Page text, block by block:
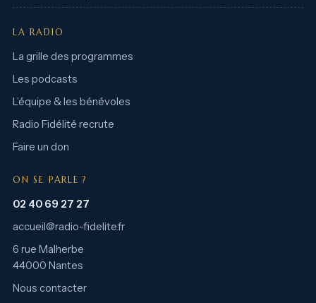
LA RADIO
La grille des programmes
Les podcasts
L’équipe & les bénévoles
Radio Fidélité recrute
Faire un don
ON SE PARLE ?
02 40 69 27 27
accueil@radio-fidelite.fr
6 rue Malherbe
44000 Nantes
Nous contacter